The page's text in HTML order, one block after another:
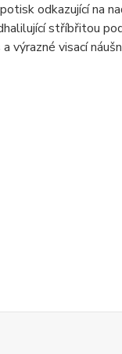
odkazující na
stříbřitou
výrazné visací